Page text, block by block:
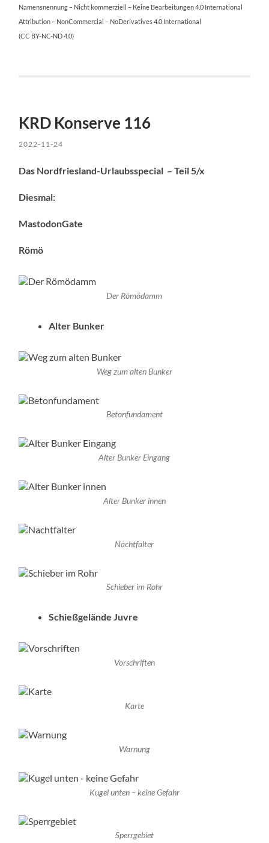
Namensnennung – Nicht kommerziell – Keine Bearbeitungen 4.0 International
Attribution – NonCommercial – NoDerivatives 4.0 International
(CC BY-NC-ND 4.0)
KRD Konserve 116
2022-11-24
Das Nordfriesland-Urlaubsspecial – Teil 5/x
Diesmal:
MastodonGate
Römö
Der Römödamm
Alter Bunker
Weg zum alten Bunker
Betonfundament
Alter Bunker Eingang
Alter Bunker innen
Nachtfalter
Schieber im Rohr
Schießgelände Juvre
Vorschriften
Karte
Warnung
Kugel unten – keine Gefahr
Sperrgebiet